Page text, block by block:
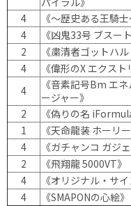
4
《～歴史ある王騎士
4
《凶鬼33号 ブスート
2
《粛清者ゴットハル
4
《偉形のX エクス
4
《音素記号Bm エ
ージャー》
2
《偽りの名
1
《天命龍装 ホーリ
4
《ガチャンコ ガジ
2
《飛翔龍 5000VT》
4
《オリジナル・サイ
4
《SMAPONの心絵》